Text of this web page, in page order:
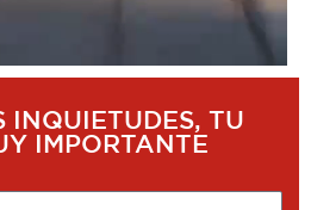
INQUIETUDES, TU
IMPORTANTE